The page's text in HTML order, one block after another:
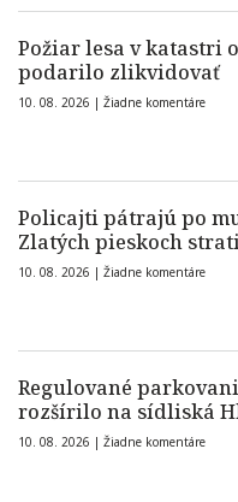
Požiar lesa v katastri
podarilo zlikvidovať
10. 08. 2026 | Žiadne komentáre
Policajti pátrajú po
Zlatých pieskoch
10. 08. 2026 | Žiadne komentáre
Regulované
rozšírilo na sídliská
10. 08. 2026 | Žiadne komentáre